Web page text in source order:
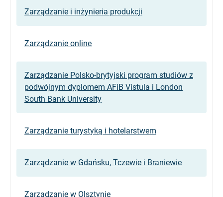
Zarządzanie i inżynieria produkcji
Zarządzanie online
Zarządzanie Polsko-brytyjski program studiów z
podwójnym dyplomem AFiB Vistula i London
South Bank University
Zarządzanie turystyką i hotelarstwem
Zarządzanie w Gdańsku, Tczewie i Braniewie
Zarządzanie w Olsztynie